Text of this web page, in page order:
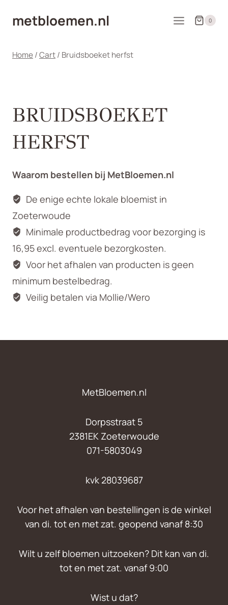
naarmetbloemen.nl 0
Home/Cart/ Bruidsboeket herfst
BRUIDSBOEKET
HERFST
Waarom bestellen bij MetBloemen.nl
De enige echte lokale bloemist in
Zoeterwoude
Minimale productbedrag voor bezorging is
16,95 excl. eventuele bezorgkosten.
Voor het afhalen van producten is geen
minimum bestelbedrag.
Veilig betalen via Mollie/Wero
MetBloemen.nl
Dorpsstraat 5
2381EK Zoeterwoude
071-5803049
kvk 28039687
Voor het afhalen van bestellingen is de winkel
van di. tot en met zat. geopend vanaf 8:30
Wilt u zelf bloemen uitzoeken? Dit kan van di.
tot en met zat. vanaf 9:00
Wist u dat?